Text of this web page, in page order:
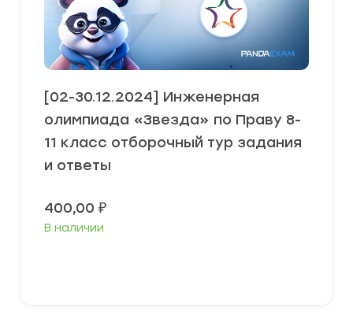
[02-30.12.2024] Инженерная
олимпиада «Звезда» по Праву 8-
11 класс отборочный тур задания
и ответы
400,00 ₽
В наличии